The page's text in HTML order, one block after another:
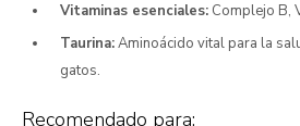
Vitaminas esenciales: Complejo B,
Taurina:Aminoácido vital para la
gatos.
Recomendado para: